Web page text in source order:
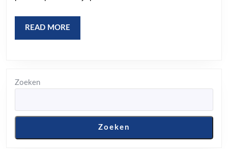
Strategie
READ MORE
MORE
Zoeken
Zoeken